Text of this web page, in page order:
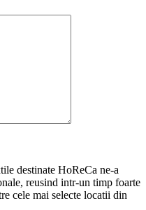
destinate HoReCa ne-a
reusind intr-un timp foarte
cele mai selecte locatii din